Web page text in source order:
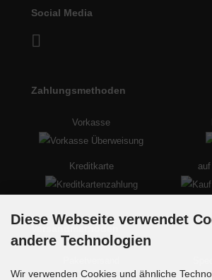
Social Media
Zahlungsmethoden
Vorkasse
Kreditkarte
Diese Webseite verwendet
andere Technologien
Wir verwenden Cookies und ähnliche